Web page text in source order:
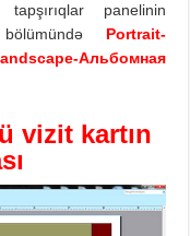
tapşırıqlar panelinin
Portrait-
Альбомная
vizit kartın